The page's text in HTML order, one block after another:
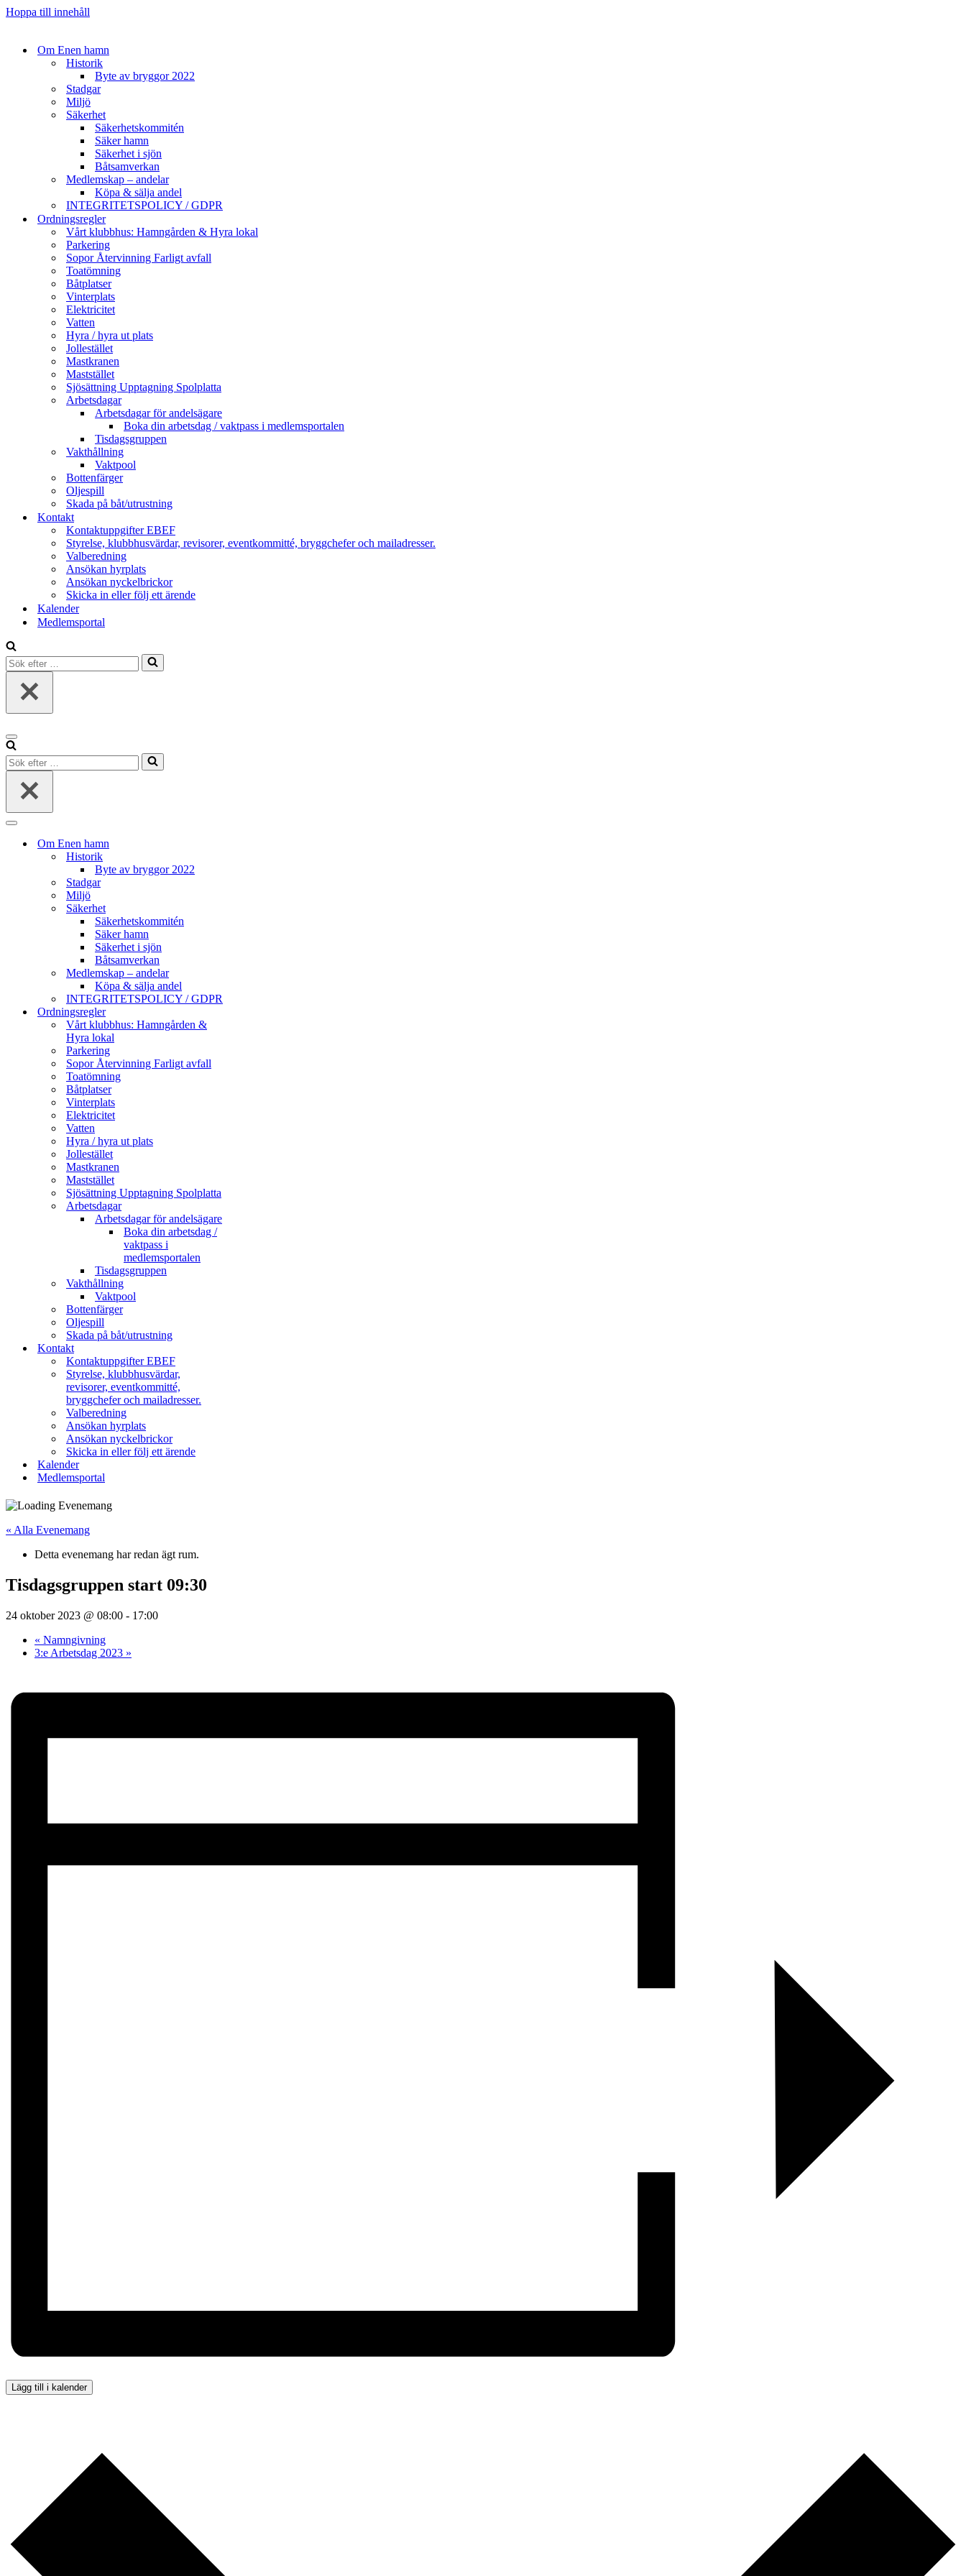
Hoppa till innehåll
Om Enen hamn
Historik
Byte av bryggor 2022
Stadgar
Miljö
Säkerhet
Säkerhetskommitén
Säker hamn
Säkerhet i sjön
Båtsamverkan
Medlemskap – andelar
Köpa & sälja andel
INTEGRITETSPOLICY / GDPR
Ordningsregler
Vårt klubbhus: Hamngården & Hyra lokal
Parkering
Sopor Återvinning Farligt avfall
Toatömning
Båtplatser
Vinterplats
Elektricitet
Vatten
Hyra / hyra ut plats
Jollestället
Mastkranen
Maststället
Sjösättning Upptagning Spolplatta
Arbetsdagar
Arbetsdagar för andelsägare
Boka din arbetsdag / vaktpass i medlemsportalen
Tisdagsgruppen
Vakthållning
Vaktpool
Bottenfärger
Oljespill
Skada på båt/utrustning
Kontakt
Kontaktuppgifter EBEF
Styrelse, klubbhusvärdar, revisorer, eventkommitté, bryggchefer och mailadresser.
Valberedning
Ansökan hyrplats
Ansökan nyckelbrickor
Skicka in eller följ ett ärende
Kalender
Medlemsportal
Sök
efter
Navigeringsmeny
Sök
efter
Navigeringsmeny
Om Enen hamn
Historik
Byte av bryggor 2022
Stadgar
Miljö
Säkerhet
Säkerhetskommitén
Säker hamn
Säkerhet i sjön
Båtsamverkan
Medlemskap – andelar
Köpa & sälja andel
INTEGRITETSPOLICY / GDPR
Ordningsregler
Vårt klubbhus: Hamngården &
Hyra lokal
Parkering
Sopor Återvinning Farligt avfall
Toatömning
Båtplatser
Vinterplats
Elektricitet
Vatten
Hyra / hyra ut plats
Jollestället
Mastkranen
Maststället
Sjösättning Upptagning Spolplatta
Arbetsdagar
Arbetsdagar för andelsägare
Boka din arbetsdag /
vaktpass i
medlemsportalen
Tisdagsgruppen
Vakthållning
Vaktpool
Bottenfärger
Oljespill
Skada på båt/utrustning
Kontakt
Kontaktuppgifter EBEF
Styrelse, klubbhusvärdar,
revisorer, eventkommitté,
bryggchefer och mailadresser.
Valberedning
Ansökan hyrplats
Ansökan nyckelbrickor
Skicka in eller följ ett ärende
Kalender
Medlemsportal
« Alla Evenemang
Detta evenemang har redan ägt rum.
Tisdagsgruppen start 09:30
24 oktober 2023 @ 08:00 - 17:00
« Namngivning
3:e Arbetsdag 2023 »
Lägg till i kalender